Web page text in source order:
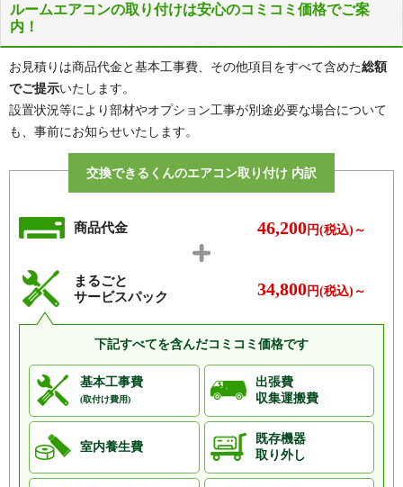
ルームエアコンの取り付けは安心のコミコミ価格でご案
内！
お見積りは商品代金と基本工事費、その他項目をすべて含めた総額
でご提示いたします。
設置状況等により部材やオプション工事が別途必要な場合について
も、事前にお知らせいたします。
交換できるくんのエアコン取り付け 内訳
商品代金 46,200円(税込)～
まるごと
サービスパック
34,800円(税込)～
下記すべてを含んだコミコミ価格です
基本工事費
(取付け費用)
出張費
収集運搬費
室内養生費
既存機器
取り外し